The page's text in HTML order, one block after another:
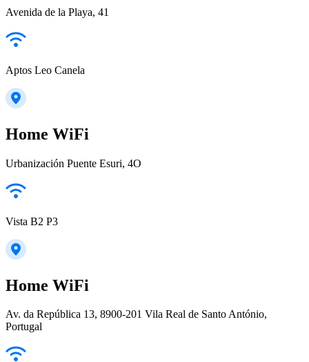
Avenida de la Playa, 41
Aptos Leo Canela
Home WiFi
Urbanización Puente Esuri, 4O
Vista B2 P3
Home WiFi
Av. da República 13, 8900-201 Vila Real de Santo António,
Portugal